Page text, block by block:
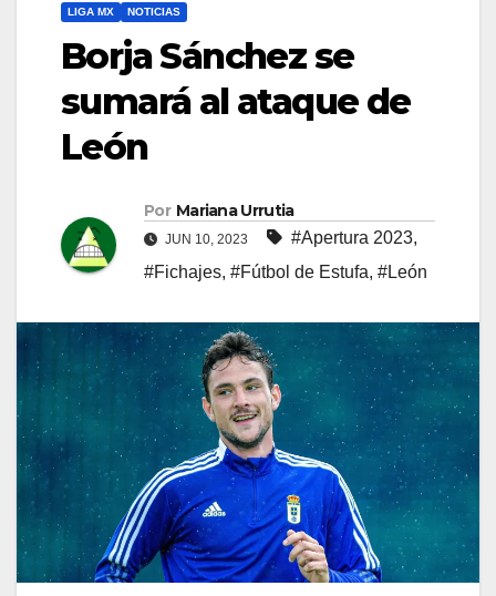
LIGA MX NOTICIAS
Borja Sánchez se
sumará al ataque de
León
Por Mariana Urrutia
JUN 10, 2023 #Apertura 2023,
#Fichajes, #Fútbol de Estufa, #León